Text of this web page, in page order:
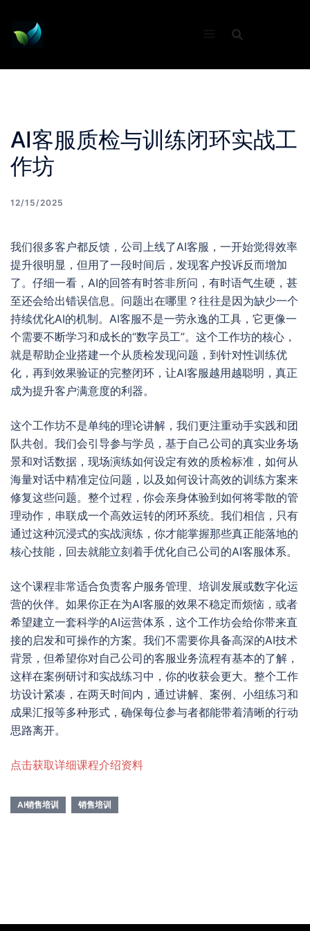
content
AI客服质检与训练闭环实战工
作坊
12/15/2025
我们很多客户都反馈，公司上线了AI客服，一开始觉得效率
提升很明显，但用了一段时间后，发现客户投诉反而增加
了。仔细一看，AI的回答有时答非所问，有时语气生硬，甚
至还会给出错误信息。问题出在哪里？往往是因为缺少一个
持续优化AI的机制。AI客服不是一劳永逸的工具，它更像一
个需要不断学习和成长的“数字员工”。这个工作坊的核心，
就是帮助企业搭建一个从质检发现问题，到针对性训练优
化，再到效果验证的完整闭环，让AI客服越用越聪明，真正
成为提升客户满意度的利器。
这个工作坊不是单纯的理论讲解，我们更注重动手实践和团
队共创。我们会引导参与学员，基于自己公司的真实业务场
景和对话数据，现场演练如何设定有效的质检标准，如何从
海量对话中精准定位问题，以及如何设计高效的训练方案来
修复这些问题。整个过程，你会亲身体验到如何将零散的管
理动作，串联成一个高效运转的闭环系统。我们相信，只有
通过这种沉浸式的实战演练，你才能掌握那些真正能落地的
核心技能，回去就能立刻着手优化自己公司的AI客服体系。
这个课程非常适合负责客户服务管理、培训发展或数字化运
营的伙伴。如果你正在为AI客服的效果不稳定而烦恼，或者
希望建立一套科学的AI运营体系，这个工作坊会给你带来直
接的启发和可操作的方案。我们不需要你具备高深的AI技术
背景，但希望你对自己公司的客服业务流程有基本的了解，
这样在案例研讨和实战练习中，你的收获会更大。整个工作
坊设计紧凑，在两天时间内，通过讲解、案例、小组练习和
成果汇报等多种形式，确保每位参与者都能带着清晰的行动
思路离开。
点击获取详细课程介绍资料
AI销售培训 销售培训